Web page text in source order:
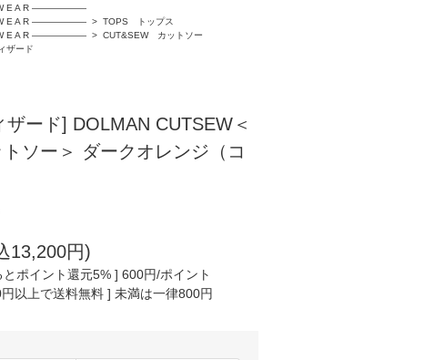
E A R ――――――
E A R ―――――― > TOPS トップス
E A R ―――――― > CUT&SEW カットソー
ザード
ード] DOLMAN CUTSEW＜
トソー＞ ダークオレンジ（コ
13,200円)
ポイント還元5% ] 600円/ポイント
以上で送料無料 ] 未満は一律800円